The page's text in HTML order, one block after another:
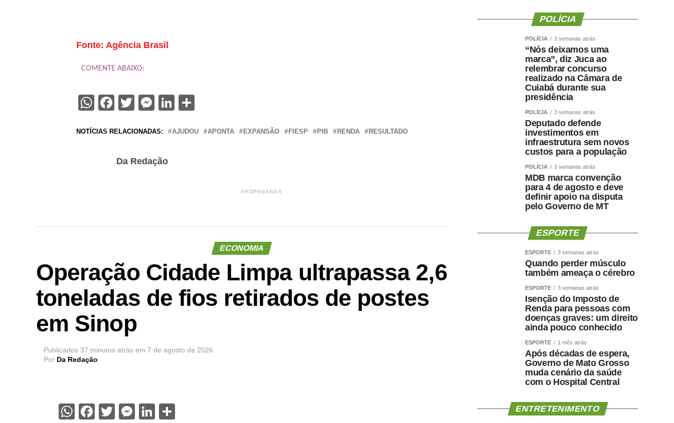
Fonte: Agência Brasil
COMENTE ABAIXO:
WhatsApp
Facebook
Twitter
Messenger
LinkedIn
NOTÍCIAS RELACIONADAS: AJUDOU APONTA EXPANSÃO FIESP PIB RENDA RESULTADO
Da Redação
PROPAGANDA
ECONOMIA
Operação Cidade Limpa ultrapassa 2,6
toneladas de fios retirados de postes
em Sinop
Publicados 37 minutos atrás em 7 de agosto de 2026
Por Da Redação
WhatsApp
Facebook
Twitter
Messenger
LinkedIn
POLÍCIA
POLÍCIA 3 semanas atrás
“Nós deixamos uma
marca”, diz Juca ao
relembrar concurso
realizado na Câmara de
Cuiabá durante sua
presidência
POLÍCIA 3 semanas atrás
Deputado defende
investimentos em
infraestrutura sem novos
custos para a população
POLÍCIA 3 semanas atrás
MDB marca convenção
para 4 de agosto e deve
definir apoio na disputa
pelo Governo de MT
ESPORTE
ESPORTE 3 semanas atrás
Quando perder músculo
também ameaça o cérebro
ESPORTE 3 semanas atrás
Isenção do Imposto de
Renda para pessoas com
doenças graves: um direito
ainda pouco conhecido
ESPORTE 1 mês atrás
Após décadas de espera,
Governo de Mato Grosso
muda cenário da saúde
com o Hospital Central
ENTRETENIMENTO